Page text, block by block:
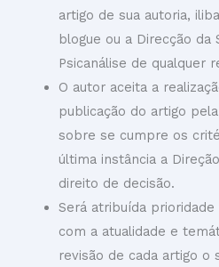
artigo de sua autoria,
blogue ou a Direcção da
Psicanálise de qualquer
O autor aceita a
publicação do artigo
sobre se cumpre os
última instância a
direito de decisão.
Será atribuída
com a atualidade e
revisão de cada artigo o